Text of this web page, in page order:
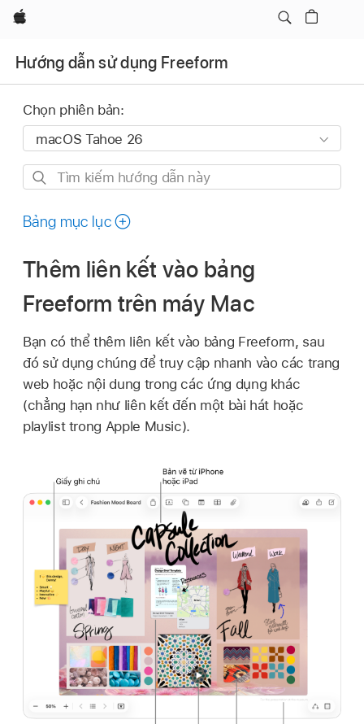
Apple
Hướng dẫn sử dụng Freeform
Chọn phiên bản:
Tìm
hướng
này
Bảng mục lục
Thêm liên kết vào bảng
Freeform trên máy Mac
Bạn có thể thêm liên kết vào bảng Freeform, sau
đó sử dụng chúng để truy cập nhanh vào các trang
web hoặc nội dung trong các ứng dụng khác
(chẳng hạn như liên kết đến một bài hát hoặc
playlist trong Apple Music).